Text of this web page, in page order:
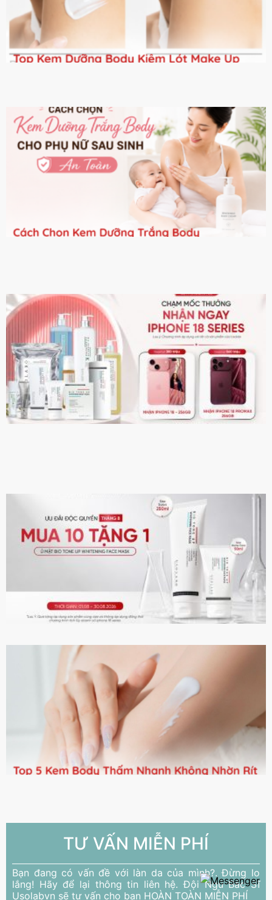
TƯ VẤN MIỄN PHÍ
Bạn đang có vấn đề với làn da của mình?. Đừng lo
lắng! Hãy để lại thông tin liên hệ. Đội Ngũ Bác Sĩ
Usolabvn sẽ tư vấn cho bạn HOÀN TOÀN MIỄN PHÍ